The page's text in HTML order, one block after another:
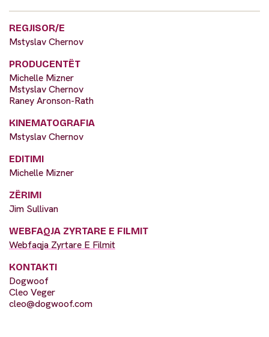
REGJISOR/E
Mstyslav Chernov
PRODUCENTËT
Michelle Mizner
Mstyslav Chernov
Raney Aronson-Rath
KINEMATOGRAFIA
Mstyslav Chernov
EDITIMI
Michelle Mizner
ZËRIMI
Jim Sullivan
WEBFAQJA ZYRTARE E FILMIT
Webfaqja Zyrtare E Filmit
KONTAKTI
Dogwoof
Cleo Veger
cleo@dogwoof.com